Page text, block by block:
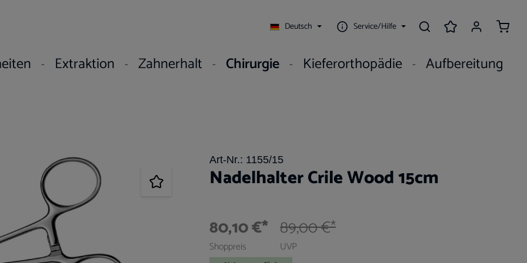
Deutsch Service/Hilfe
Extraktion Zahnerhalt Chirurgie Kieferorthopädie Aufbereitung
Art-Nr.: 1155/15
Nadelhalter Crile Wood 15cm
80,10 €*
Shoppreis
89,00 €*
UVP